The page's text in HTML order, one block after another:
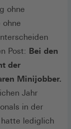
ohne
ohne
Post: Bei den
der
Minijobber.
Jahr
in der
lediglich